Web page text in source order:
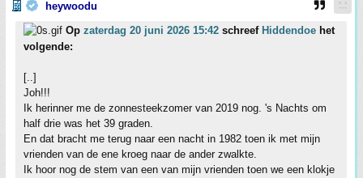
heywoodu
Op zaterdag 20 juni 2026 15:42 schreef Hiddendoe het
volgende:
[..]
Joh!!!
Ik herinner me de zonnesteekzomer van 2019 nog. 's Nachts om
half drie was het 39 graden.
En dat bracht me terug naar een nacht in 1982 toen ik met mijn
vrienden van de ene kroeg naar de ander zwalkte.
Ik hoor nog de stem van een van mijn vrienden toen we een klokje